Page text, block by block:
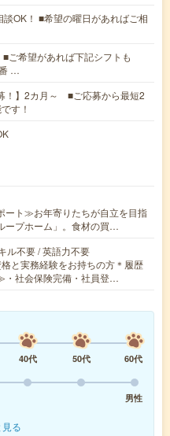
OK！ ■希望の曜日があればご相
ご希望があれば下記シフトも
…
！】2カ月～ ■ご応募から最短2
す！
ート≫お年寄りたちが自立を目指
ープホーム」。食材の買…
ル不要 / 英語力不要
と実務経験をお持ちの方＊履歴
社会保険完備・社員登…
40代 50代
60代
男性
見る